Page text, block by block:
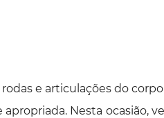
e articulações do
Nesta ocasião,